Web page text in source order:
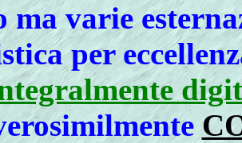
ma varie
per